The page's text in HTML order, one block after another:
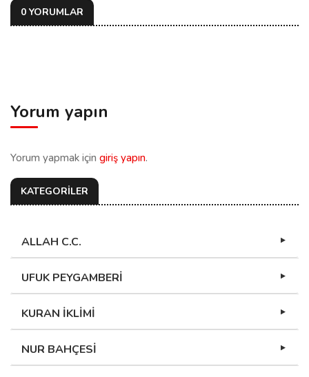
0 YORUMLAR
Yorum yapın
Yorum yapmak için giriş yapın.
KATEGORİLER
ALLAH C.C.
UFUK PEYGAMBERİ
KURAN İKLİMİ
NUR BAHÇESİ